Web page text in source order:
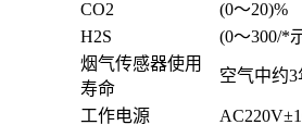
CO2
(0～20)%
H2S
(0～300/*
烟气传感器使用
寿命
空气中约3
工作电源